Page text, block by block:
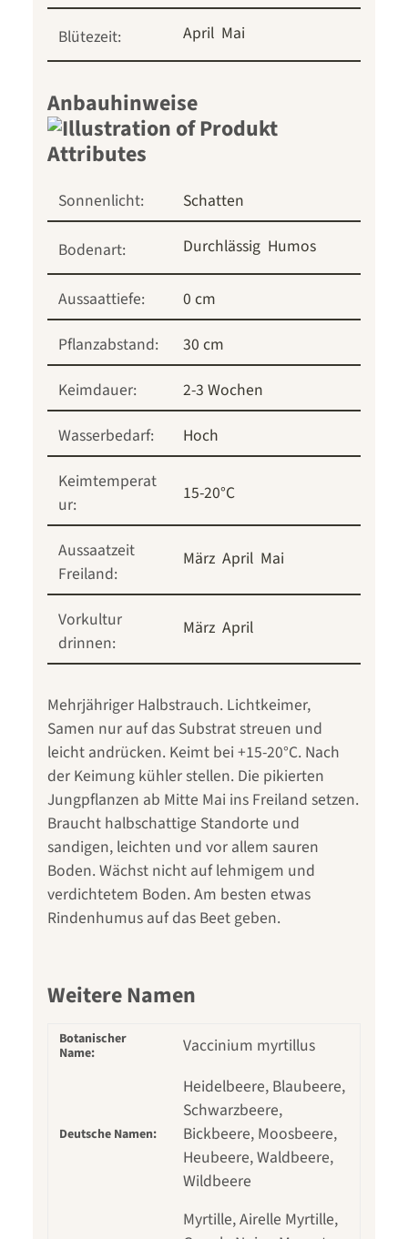
Blütezeit: April Mai
Anbauhinweise
Sonnenlicht: Schatten
Bodenart: Durchlässig Humos
Aussaattiefe:
0 cm
Pflanzabstand:
30 cm
Keimdauer:
2-3 Wochen
Wasserbedarf:
Hoch
Keimtemperat
ur:
15-20°C
Aussaatzeit
Freiland:
März April Mai
Vorkultur
drinnen:
März April
Mehrjähriger Halbstrauch. Lichtkeimer,
Samen nur auf das Substrat streuen und
leicht andrücken. Keimt bei +15-20°C. Nach
der Keimung kühler stellen. Die pikierten
Jungpflanzen ab Mitte Mai ins Freiland setzen.
Braucht halbschattige Standorte und
sandigen, leichten und vor allem sauren
Boden. Wächst nicht auf lehmigem und
verdichtetem Boden. Am besten etwas
Rindenhumus auf das Beet geben.
Weitere Namen
Botanischer
Name:
Vaccinium myrtillus
Deutsche Namen:
Heidelbeere, Blaubeere,
Schwarzbeere,
Bickbeere, Moosbeere,
Heubeere, Waldbeere,
Wildbeere
Myrtille, Airelle Myrtille,